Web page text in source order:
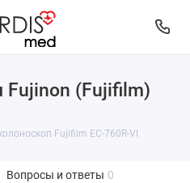
Fujinon (Fujifilm)
Fujifilm EC-760R-VI
Вопросы и ответы 0